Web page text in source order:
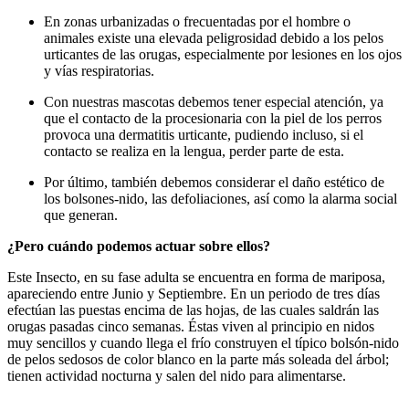
En zonas urbanizadas o frecuentadas por el hombre o
animales existe una elevada peligrosidad debido a los pelos
urticantes de las orugas, especialmente por lesiones en los ojos
y vías respiratorias.
Con nuestras mascotas debemos tener especial atención, ya
que el contacto de la procesionaria con la piel de los perros
provoca una dermatitis urticante, pudiendo incluso, si el
contacto se realiza en la lengua, perder parte de esta.
Por último, también debemos considerar el daño estético de
los bolsones-nido, las defoliaciones, así como la alarma social
que generan.
¿Pero cuándo podemos actuar sobre ellos?
Este Insecto, en su fase adulta se encuentra en forma de mariposa,
apareciendo entre Junio y Septiembre. En un periodo de tres días
efectúan las puestas encima de las hojas, de las cuales saldrán las
orugas pasadas cinco semanas. Éstas viven al principio en nidos
muy sencillos y cuando llega el frío construyen el típico bolsón-nido
de pelos sedosos de color blanco en la parte más soleada del árbol;
tienen actividad nocturna y salen del nido para alimentarse.